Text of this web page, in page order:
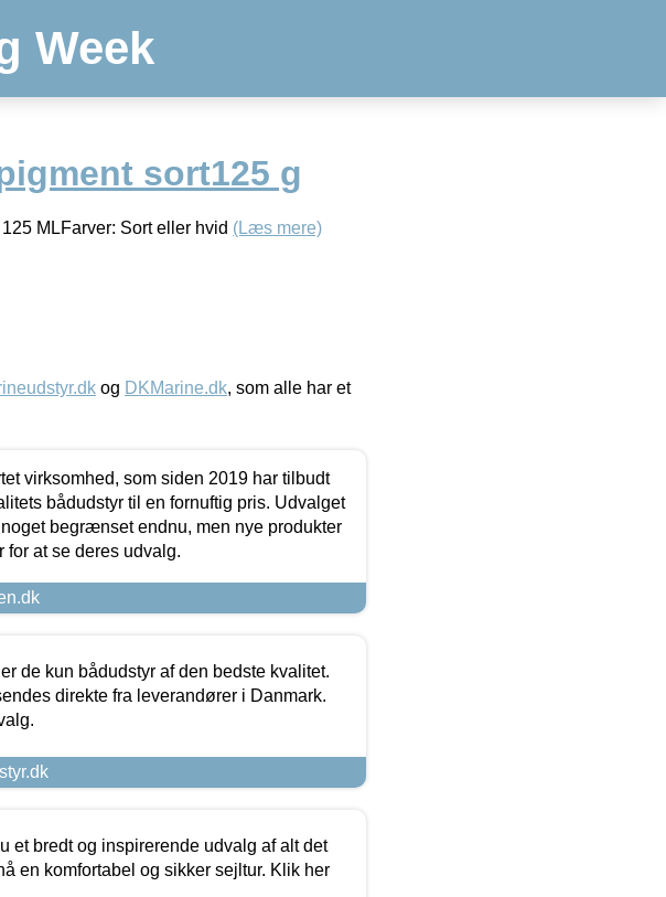
Week
sort125 g
MLFarver: Sort eller hvid (Læs mere)
og DKMarine.dk, som alle har et
virksomhed, som siden 2019 har tilbudt
bådudstyr til en fornuftig pris. Udvalget
begrænset endnu, men nye produkter
for at se deres udvalg.
de kun bådudstyr af den bedste kvalitet.
direkte fra leverandører i Danmark.
et bredt og inspirerende udvalg af alt det
en komfortabel og sikker sejltur. Klik her